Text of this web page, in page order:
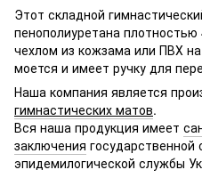
Этот складной
пенополиуретана
чехлом из кожзама или ПВХ
моется и имеет ручку для
Наша компания является
гимнастических матов.
Вся наша продукция имеет
заключения государственной
эпидемилогической службы